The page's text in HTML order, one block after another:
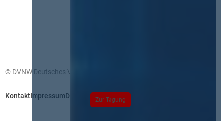
Zur Tagung
© DVNW Deutsches Vergabenetzwerk GmbH
KontaktImpressumDatenschutz